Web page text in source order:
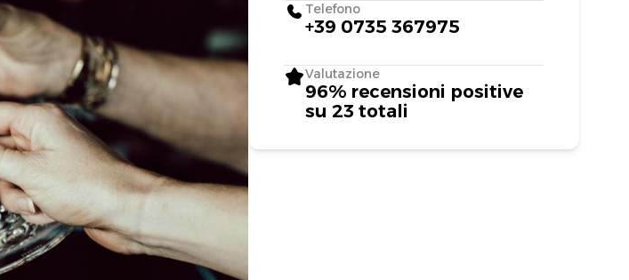
Telefono
+39 0735 367975
Valutazione
96% recensioni positive
su 23 totali